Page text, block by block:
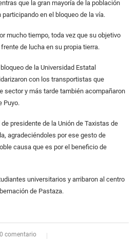
que la gran mayoría de la población
en el bloqueo de la vía.
mucho tiempo, toda vez que su objetivo
de lucha en su propia tierra.
de la Universidad Estatal
con los transportistas que
sector y más tarde también acompañaron
Puyo.
presidente de la Unión de Taxistas de
agradeciéndoles por ese gesto de
causa que es por el beneficio de
universitarios y arribaron al centro
de Pastaza.
0 comentario